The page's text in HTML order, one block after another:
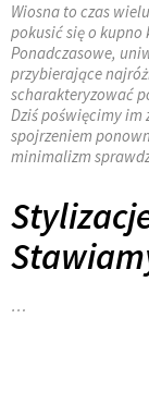
Wiosna to czas
pokusić się o
Ponadczasowe,
przybierające
scharakteryzować
Dziś poświęcimy im
spojrzeniem
minimalizm
…